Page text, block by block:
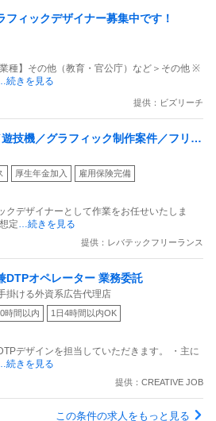
ィックデザイナー募集中です！
種】その他（教育・官公庁）など＞その他 ※
続きを見る
提供：ビズリーチ
技機／グラフィック制作案件／フリー
厚生年金加入 雇用保険完備
クデザイナーとして作業をお任せいたしま
定…続きを見る
提供：レバテックフリーランス
DTPオペレーター 業務委託
掛ける外資系広告代理店
時間以内 1日4時間以内OK
デザインを担当していただきます。 ・主に
続きを見る
提供：CREATIVE JOB
この条件の求人をもっと見る